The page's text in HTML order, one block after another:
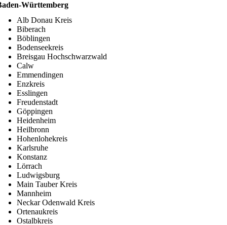
Württemberg
Alb Donau Kreis
Biberach
Böblingen
Bodenseekreis
Breisgau Hochschwarzwald
Calw
Emmendingen
Enzkreis
Esslingen
Freudenstadt
Göppingen
Heidenheim
Heilbronn
Hohenlohekreis
Karlsruhe
Konstanz
Lörrach
Ludwigsburg
Main Tauber Kreis
Mannheim
Neckar Odenwald Kreis
Ortenaukreis
Ostalbkreis